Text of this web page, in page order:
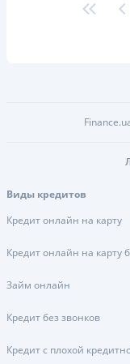
Виды кредитов
Кредит онлайн на карту
Кредит онлайн на карту
Займ онлайн
Кредит без звонков
Кредит с плохой